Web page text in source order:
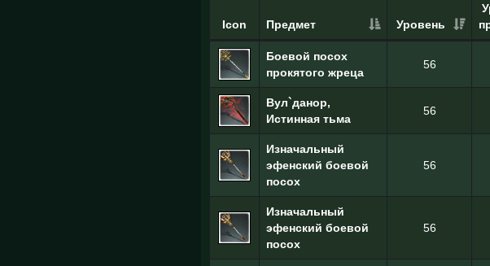
Icon Предмет Уровень
Боевой посох
прокятого жреца
56
Вул`данор,
Истинная тьма
56
Изначальный
эфенский боевой
посох
56
Изначальный
эфенский боевой
посох
56